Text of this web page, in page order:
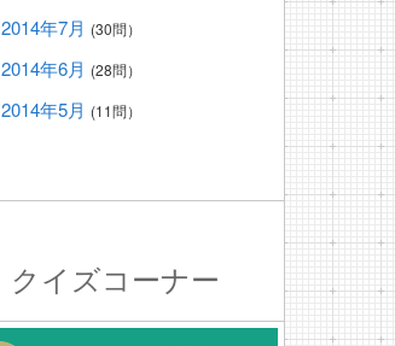
2014年7月 (30問）
2014年6月 (28問）
2014年5月 (11問）
クイズコーナー